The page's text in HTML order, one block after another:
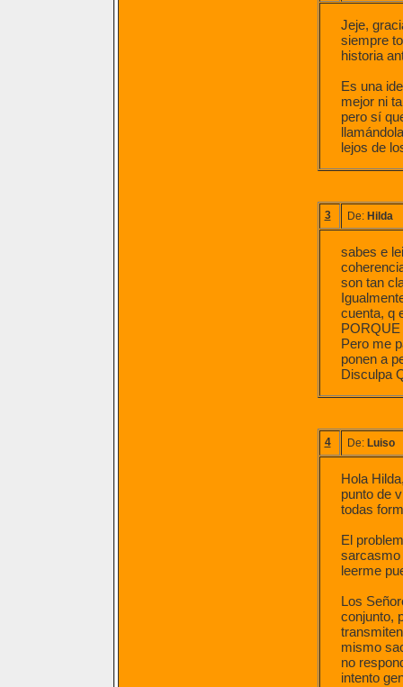
Jeje,
siempre
historia
Es una
mejor ni
pero sí
lejos de
3 De: Hilda
sabes e
son tan
cuenta, q
Pero me
ponen a
Disculpa
4 De: Luiso
Hola
punto de
todas
El
sarcasmo
leerme
Los
conjunto,
mismo
no
intento